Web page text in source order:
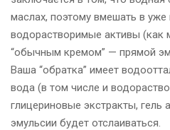
маслах, поэтому вмешать в
водорастворимые активы (как
“обычным кремом” — прямой
Ваша “обратка” имеет
вода (в том числе и
глицериновые экстракты, гель
эмульсии будет отслаиваться.